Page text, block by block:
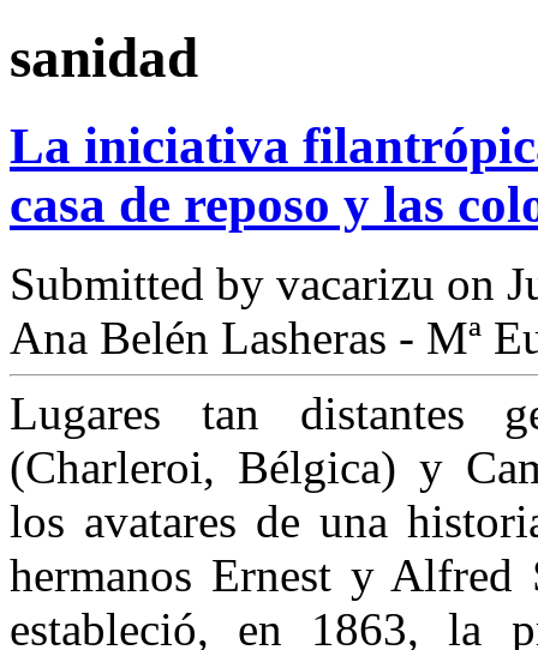
sanidad
La iniciativa
casa de reposo y las
Submitted by vacarizu on
Ana Belén Lasheras - Mª
Lugares tan distantes
(Charleroi, Bélgica) y
los avatares de una
hermanos Ernest y
estableció, en 1863, la